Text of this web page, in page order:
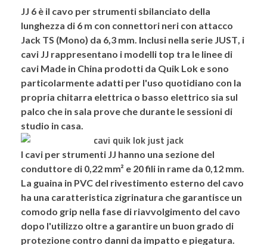
JJ 6 è il cavo per strumenti sbilanciato della
lunghezza di 6 m con connettori neri con attacco
Jack TS (Mono) da 6,3 mm. Inclusi nella serie JUST, i
cavi JJ rappresentano i modelli top tra le linee di
cavi Made in China prodotti da Quik Lok e sono
particolarmente adatti per l'uso quotidiano con la
propria chitarra elettrica o basso elettrico sia sul
palco che in sala prove che durante le sessioni di
studio in casa.
I cavi per strumenti JJ hanno una sezione del
conduttore di 0,22 mm² e 20 fili in rame da 0,12 mm.
La guaina in PVC del rivestimento esterno del cavo
ha una caratteristica zigrinatura che garantisce un
comodo grip nella fase di riavvolgimento del cavo
dopo l'utilizzo oltre a garantire un buon grado di
protezione contro danni da impatto e piegatura.